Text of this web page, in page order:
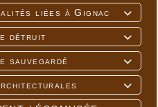

liées à Gignac

détruit

sauvegardé
